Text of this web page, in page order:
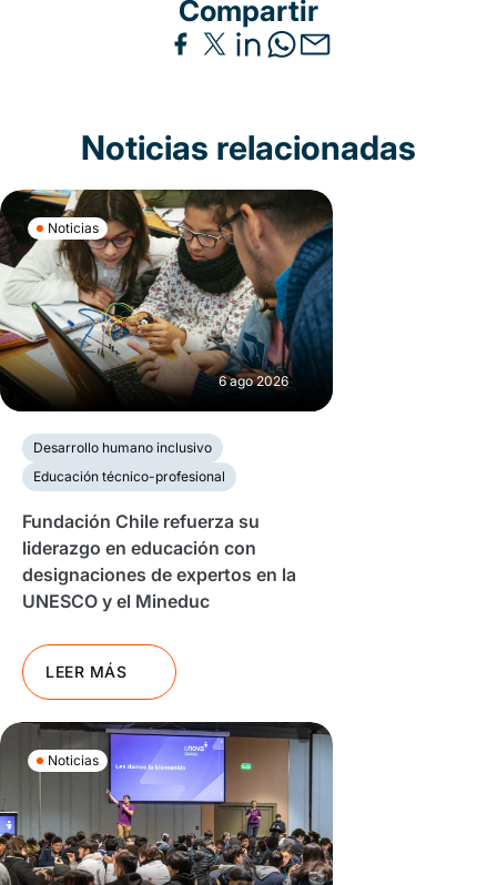
Compartir
Noticias relacionadas
Noticias
6 ago 2026
Desarrollo humano inclusivo
Educación técnico-profesional
Fundación Chile refuerza su
liderazgo en educación con
designaciones de expertos en la
UNESCO y el Mineduc
LEER MÁS
Noticias